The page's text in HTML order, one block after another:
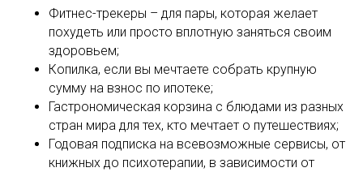
Фитнес-трекеры – для пары, которая желает
похудеть или просто вплотную заняться своим
здоровьем;
Копилка, если вы мечтаете собрать крупную
сумму на взнос по ипотеке;
Гастрономическая корзина с блюдами из разных
стран мира для тех, кто мечтает о путешествиях;
Годовая подписка на всевозможные сервисы, от
книжных до психотерапии, в зависимости от